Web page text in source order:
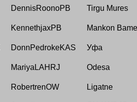
DennisRoonoPB Tirgu Mures
KennethjaxPB Mankon
DonnPedrokeKAS Уфа
MariyaLAHRJ Odesa
RobertrenOW Ligatne